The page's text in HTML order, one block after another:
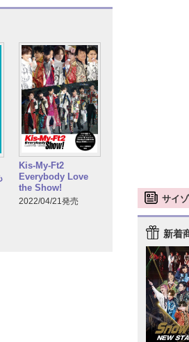
Kis-My-Ft2
Everybody Love
the Show!
2022/04/21発売 サイ
新着